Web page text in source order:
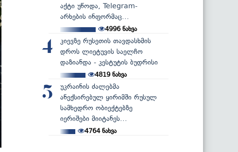
აქტი უწოდა, Telegram-
არხების ინფორმაც...
4996ნახვა
4
კიევზე რუსეთის თავდასხმის
დროს ლიეტუვის საელჩო
დაზიანდა - კესტუტის ბუდრისი
4819ნახვა
5
უკრაინის ძალებმა
ანექსირებულ ყირიმში რუსულ
სამხედრო ობიექტებზე
იერიშები მიიტანეს...
4764ნახვა